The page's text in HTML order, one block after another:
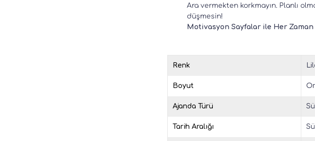
Ara vermekten korkmayın. Planlı
düşmesin!
Motivasyon Sayfalar ile Her Zaman
Renk
Boyut
Ajanda Türü
Tarih Aralığı